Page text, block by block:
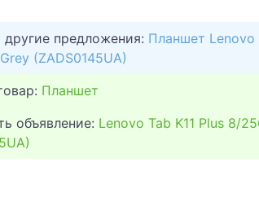
предложения: Планшет Lenovo
(ZADS0145UA)
Планшет
объявление: Lenovo Tab K11 Plus 8/